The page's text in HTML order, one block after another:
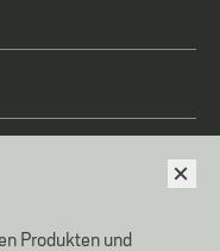
Produkten und